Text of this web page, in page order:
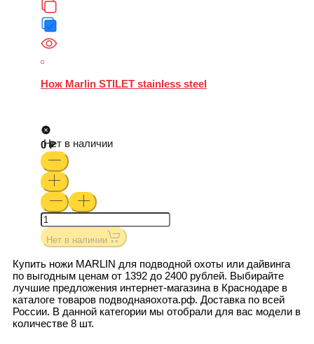
Нож Marlin STILET stainless steel
Нет в наличии
0
Нет в наличии
Купить ножи MARLIN для подводной охоты или дайвинга
по выгодным ценам от 1392 до 2400 рублей. Выбирайте
лучшие предложения интернет-магазина в Краснодаре в
каталоге товаров подводнаяохота.рф. Доставка по всей
России. В данной категории мы отобрали для вас модели в
количестве 8 шт.